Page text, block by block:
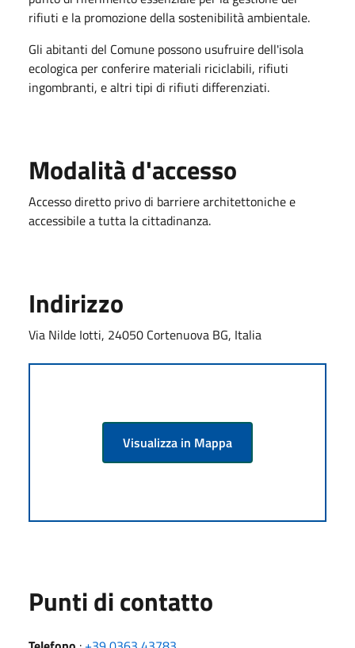
rifiuti e la promozione della sostenibilità ambientale.
Gli abitanti del Comune possono usufruire dell'isola
ecologica per conferire materiali riciclabili, rifiuti
ingombranti, e altri tipi di rifiuti differenziati.
Modalità d'accesso
Accesso diretto privo di barriere architettoniche e
accessibile a tutta la cittadinanza.
Indirizzo
Via Nilde Iotti, 24050 Cortenuova BG, Italia
Visualizza in Mappa
Punti di contatto